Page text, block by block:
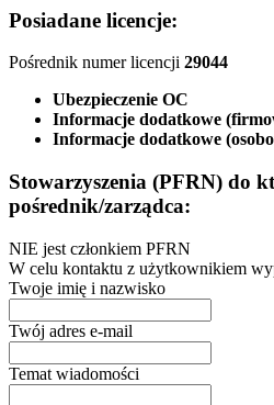
Posiadane licencje:
Pośrednik numer licencji 29044
Ubezpieczenie OC
Informacje dodatkowe
Informacje dodatkowe
Stowarzyszenia (PFRN) do
pośrednik/zarządca:
NIE jest członkiem PFRN
W celu kontaktu z użytkownikiem
Twoje imię i nazwisko
Twój adres e-mail
Temat wiadomości